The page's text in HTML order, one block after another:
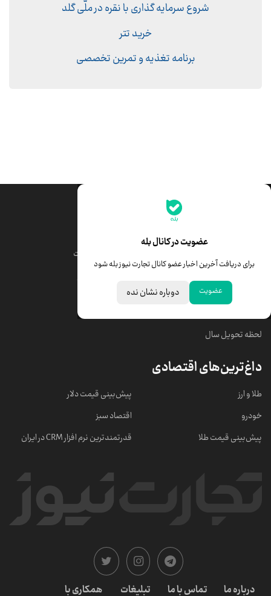
شروع سرمایه گذاری با نقره در ملّی گلد
خرید تتر
برنامه تغذیه و تمرین تخصصی
عضویت در کانال بله
برای دریافت آخرین اخبار عضو کانال تجارت نیوز بله شود
عضویت دوباره نشان نده
جدیدترین قیمت‌ها
قیمت درهم امارات
خبرهای مهم
لحظه تحویل سال
داغ‌ترین‌های اقتصادی
طلا و ارز
خودرو
پیش‌بینی قیمت طلا
پیش‌بینی قیمت دلار
اقتصاد سبز
قدرتمندترین نرم‌ افزار CRM در ایران
درباره ما تماس با ما تبلیغات همکاری با